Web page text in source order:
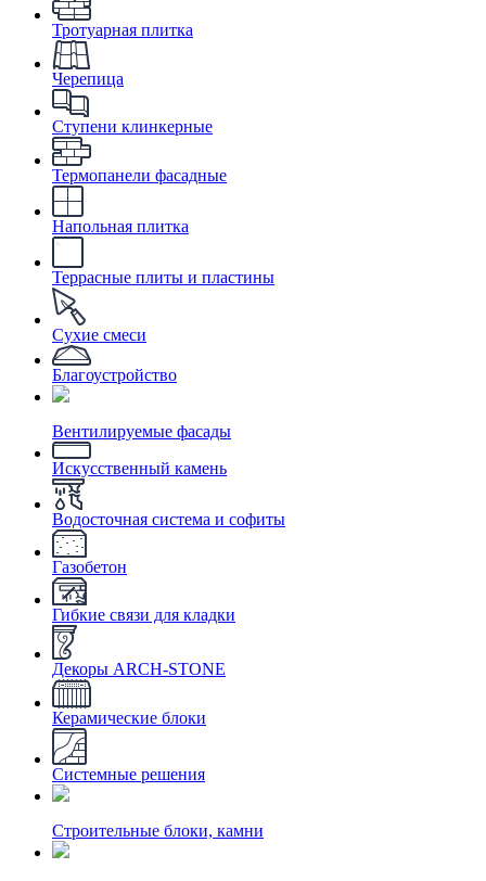
Тротуарная плитка
Черепица
Ступени клинкерные
Термопанели фасадные
Напольная плитка
Террасные плиты и пластины
Сухие смеси
Благоустройство
Вентилируемые фасады
Искусственный камень
Водосточная система и софиты
Газобетон
Гибкие связи для кладки
Декоры ARCH-STONE
Керамические блоки
Системные решения
Строительные блоки, камни